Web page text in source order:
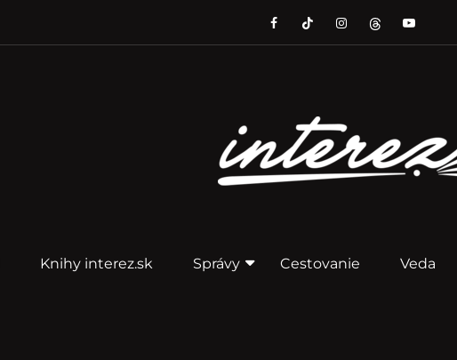
Knihy interez.sk Správy Cestovanie Veda